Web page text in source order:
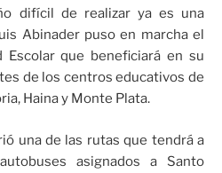
difícil de realizar ya es una
Abinader puso en marcha el
Escolar que beneficiará en su
de los centros educativos de
Haina y Monte Plata.
una de las rutas que tendrá a
asignados a Santo